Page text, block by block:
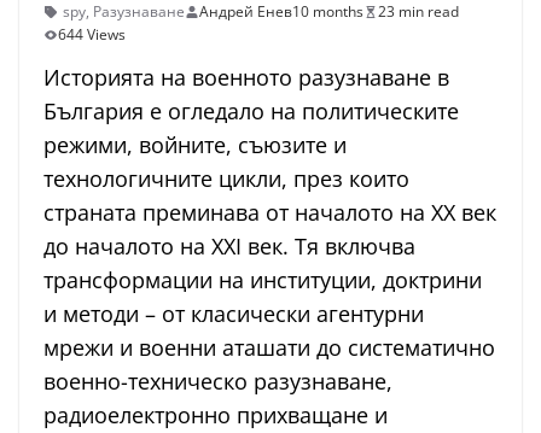
spy, Разузнаване Андрей Енев10 months
23 min read
644 Views
Историята на военното разузнаване в
България е огледало на политическите
режими, войните, съюзите и
технологичните цикли, през които
страната преминава от началото на ХХ век
до началото на XXI век. Тя включва
трансформации на институции, доктрини
и методи – от класически агентурни
мрежи и военни аташати до систематично
военно-техническо разузнаване,
радиоелектронно прихващане и